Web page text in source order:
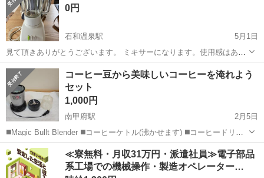
0円
石和温泉駅
5月1日
見て頂きありがとうございます。 ミキサーになります。使用感はあり
ますが問題なく動きます。綺麗に掃除してお渡しします。 取りに来ら
れる方、20時以降なら石和らへんでお渡し可能です。ご質問等ありま
したらよろしくお願い致します。
山梨 笛吹市 石和温泉駅 キッチン家電 ミキサー
コーヒー豆から美味しいコーヒーを淹れよう
セット
1,000円
南甲府駅
2月5日
◼️Magic Bullt Blender ◼️コーヒーケトル(沸かせます) ◼️コーヒードリッ
パー ◼️覚めにくいボトル２つ ・コーヒーがおいしい季節ですね☆おう
ちでおいしいコーヒーを淹れてみたい気...
山梨 甲府市 南甲府駅 キッチン家電 コーヒー豆
≪寮無料・月収31万円・派遣社員≫電子部品
系工場での機械操作・製造オペレーター…